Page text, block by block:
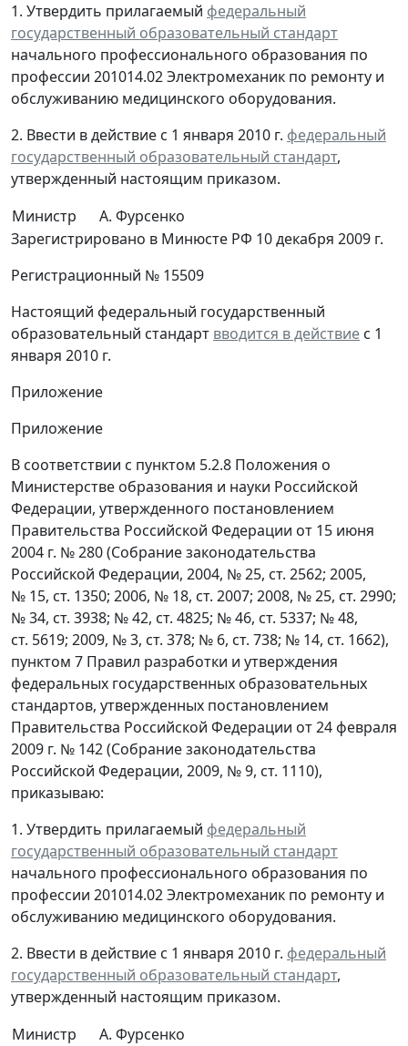
1. Утвердить прилагаемый федеральный
государственный образовательный стандарт
начального профессионального образования по
профессии 201014.02 Электромеханик по ремонту и
обслуживанию медицинского оборудования.
2. Ввести в действие с 1 января 2010 г. федеральный
государственный образовательный стандарт,
утвержденный настоящим приказом.
Министр
А. Фурсенко
Зарегистрировано в Минюсте РФ 10 декабря 2009 г.
Регистрационный № 15509
Настоящий федеральный государственный
образовательный стандарт вводится в действие с 1
января 2010 г.
Приложение
Приложение
В соответствии с пунктом 5.2.8 Положения о
Министерстве образования и науки Российской
Федерации, утвержденного постановлением
Правительства Российской Федерации от 15 июня
2004 г. № 280 (Собрание законодательства
Российской Федерации, 2004, № 25, ст. 2562; 2005,
№ 15, ст. 1350; 2006, № 18, ст. 2007; 2008, № 25, ст. 2990;
№ 34, ст. 3938; № 42, ст. 4825; № 46, ст. 5337; № 48,
ст. 5619; 2009, № 3, ст. 378; № 6, ст. 738; № 14, ст. 1662),
пунктом 7 Правил разработки и утверждения
федеральных государственных образовательных
стандартов, утвержденных постановлением
Правительства Российской Федерации от 24 февраля
2009 г. № 142 (Собрание законодательства
Российской Федерации, 2009, № 9, ст. 1110),
приказываю:
1. Утвердить прилагаемый федеральный
государственный образовательный стандарт
начального профессионального образования по
профессии 201014.02 Электромеханик по ремонту и
обслуживанию медицинского оборудования.
2. Ввести в действие с 1 января 2010 г. федеральный
государственный образовательный стандарт,
утвержденный настоящим приказом.
Министр
А. Фурсенко